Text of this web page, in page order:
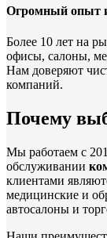
Огромный опыт
Более 10 лет на
офисы, салоны,
Нам доверяют
компаний.
Почему
Мы работаем с
обслуживании
клиентами
медицинские и
автосалоны и